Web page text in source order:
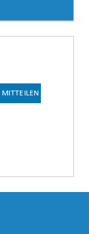
MITTEILEN